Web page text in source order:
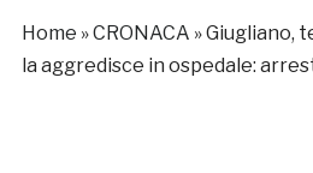
Home »CRONACA »Giugliano,
la aggredisce in ospedale: